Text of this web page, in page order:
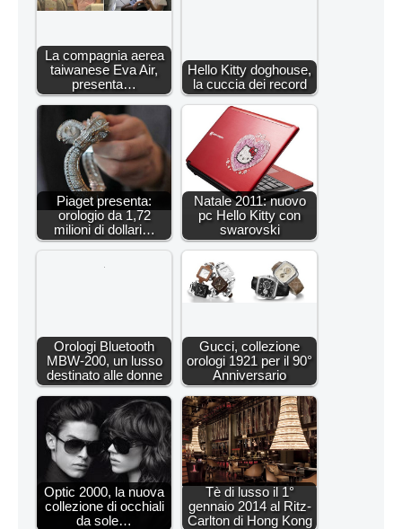
La compagnia aerea
taiwanese Eva Air,
presenta…
Hello Kitty doghouse,
la cuccia dei record
Piaget presenta:
orologio da 1,72
milioni di dollari…
Natale 2011: nuovo
pc Hello Kitty con
swarovski
Orologi Bluetooth
MBW-200, un lusso
destinato alle donne
Gucci, collezione
orologi 1921 per il 90°
Anniversario
Optic 2000, la nuova
collezione di occhiali
da sole…
Tè di lusso il 1°
gennaio 2014 al Ritz-
Carlton di Hong Kong